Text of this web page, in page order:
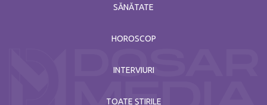
SĂNĂTATE
HOROSCOP
INTERVIURI
TOATE ȘTIRILE